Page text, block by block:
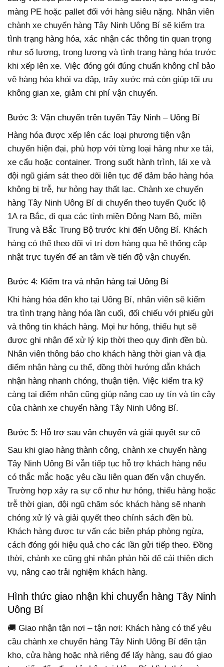
màng PE hoặc pallet đối với hàng siêu nặng. Nhân viên
chành xe chuyển hàng Tây Ninh Uông Bí sẽ kiểm tra
tình trạng hàng hóa, xác nhận các thông tin quan trọng
như số lượng, trọng lượng và tình trạng hàng hóa trước
khi xếp lên xe. Việc đóng gói đúng chuẩn không chỉ bảo
vệ hàng hóa khỏi va đập, trầy xước mà còn giúp tối ưu
không gian xe, giảm chi phí vận chuyển.
Bước 3: Vận chuyển trên tuyến Tây Ninh – Uông Bí
Hàng hóa được xếp lên các loại phương tiện vận
chuyển hiện đại, phù hợp với từng loại hàng như xe tải,
xe cẩu hoặc container. Trong suốt hành trình, lái xe và
đội ngũ giám sát theo dõi liên tục để đảm bảo hàng hóa
không bị trễ, hư hỏng hay thất lạc. Chành xe chuyển
hàng Tây Ninh Uông Bí di chuyển theo tuyến Quốc lộ
1A ra Bắc, đi qua các tỉnh miền Đông Nam Bộ, miền
Trung và Bắc Trung Bộ trước khi đến Uông Bí. Khách
hàng có thể theo dõi vị trí đơn hàng qua hệ thống cập
nhật trực tuyến để an tâm về tiến độ vận chuyển.
Bước 4: Kiểm tra và nhận hàng tại Uông Bí
Khi hàng hóa đến kho tại Uông Bí, nhân viên sẽ kiểm
tra tình trạng hàng hóa lần cuối, đối chiếu với phiếu gửi
và thông tin khách hàng. Mọi hư hỏng, thiếu hụt sẽ
được ghi nhận để xử lý kịp thời theo quy định đền bù.
Nhân viên thông báo cho khách hàng thời gian và địa
điểm nhận hàng cụ thể, đồng thời hướng dẫn khách
nhận hàng nhanh chóng, thuận tiện. Việc kiểm tra kỹ
càng tại điểm nhận cũng giúp nâng cao uy tín và tin cậy
của chành xe chuyển hàng Tây Ninh Uông Bí.
Bước 5: Hỗ trợ sau vận chuyển và giải quyết sự cố
Sau khi giao hàng thành công, chành xe chuyển hàng
Tây Ninh Uông Bí vẫn tiếp tục hỗ trợ khách hàng nếu
có thắc mắc hoặc yêu cầu liên quan đến vận chuyển.
Trường hợp xảy ra sự cố như hư hỏng, thiếu hàng hoặc
trễ thời gian, đội ngũ chăm sóc khách hàng sẽ nhanh
chóng xử lý và giải quyết theo chính sách đền bù.
Khách hàng được tư vấn các biện pháp phòng ngừa,
cách đóng gói hiệu quả cho các lần gửi tiếp theo. Đồng
thời, chành xe cũng ghi nhận phản hồi để cải thiện dịch
vụ, nâng cao trải nghiệm khách hàng.
Hình thức giao nhận khi chuyển hàng Tây Ninh
Uông Bí
🚚 Giao nhận tận nơi – tận nơi: Khách hàng có thể yêu
cầu chành xe chuyển hàng Tây Ninh Uông Bí đến tận
kho, cửa hàng hoặc nhà riêng để lấy hàng, sau đó giao